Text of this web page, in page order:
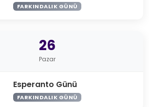
FARKINDALIK GÜNÜ
26
Pazar
Esperanto Günü
FARKINDALIK GÜNÜ